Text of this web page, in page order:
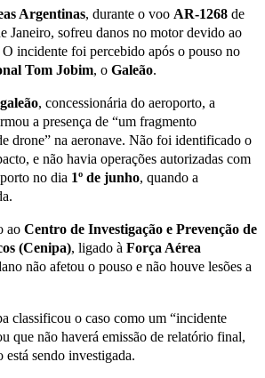
Argentinas, durante o voo AR-1268 de
Janeiro, sofreu danos no motor devido ao
O incidente foi percebido após o pouso no
Tom Jobim, o Galeão.
, concessionária do aeroporto, a
a presença de “um fragmento
drone” na aeronave. Não foi identificado o
e não havia operações autorizadas com
no dia 1º de junho, quando a
ao Centro de Investigação e Prevenção de
(Cenipa), ligado à Força Aérea
não afetou o pouso e não houve lesões a
classificou o caso como um “incidente
que não haverá emissão de relatório final,
está sendo investigada.